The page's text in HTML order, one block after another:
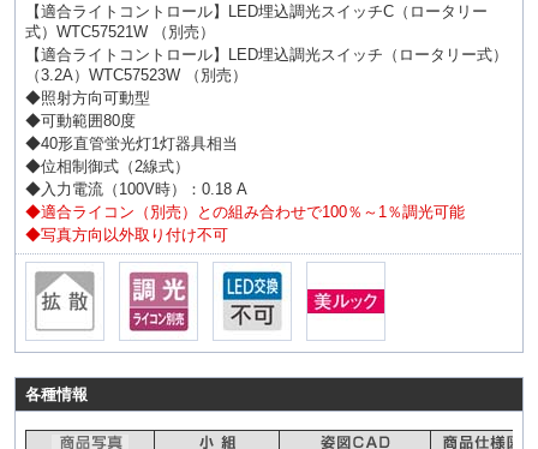
【適合ライトコントロール】LED埋込調光スイッチC（ロータリー
式）WTC57521W （別売）
【適合ライトコントロール】LED埋込調光スイッチ（ロータリー式）
（3.2A）WTC57523W （別売）
◆照射方向可動型
◆可動範囲80度
◆40形直管蛍光灯1灯器具相当
◆位相制御式（2線式）
◆入力電流（100V時）：0.18 A
◆適合ライコン（別売）との組み合わせで100％～1％調光可能
◆写真方向以外取り付け不可
各種情報